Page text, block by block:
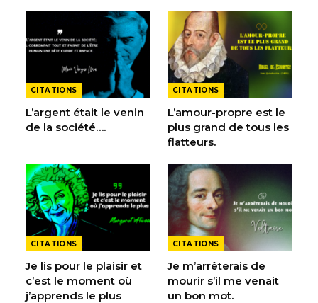
CITATIONS
L’argent était le venin
de la société….
CITATIONS
L’amour-propre est le
plus grand de tous les
flatteurs.
CITATIONS
Je lis pour le plaisir et
c’est le moment où
j’apprends le plus
CITATIONS
Je m’arrêterais de
mourir s’il me venait
un bon mot.